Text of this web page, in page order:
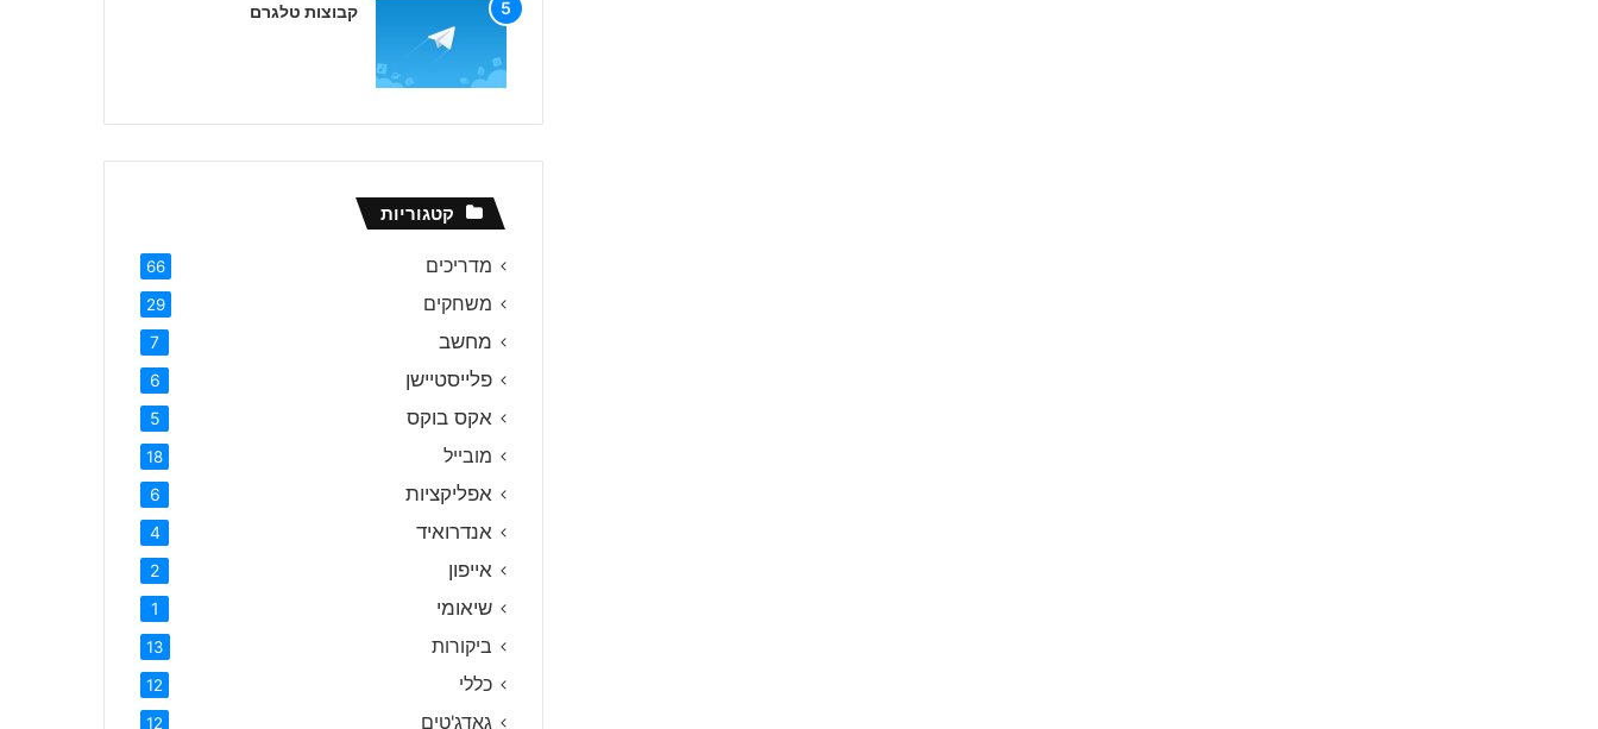
קבוצות טלגרם
קטגוריות
מדריכים 66
משחקים 29
מחשב 7
פלייסטיישן 6
אקס בוקס 5
מובייל 18
אפליקציות 6
אנדרואיד 4
אייפון 2
שיאומי 1
ביקורות 13
כללי 12
גאדג'טים 12